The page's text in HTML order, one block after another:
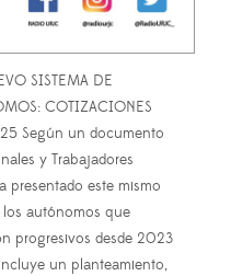
SISTEMA DE
COTIZACIONES
Según un documento
y Trabajadores
presentado este mismo
autónomos que
progresivos desde 2023
un planteamiento,